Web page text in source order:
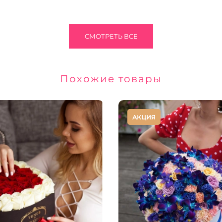
СМОТРЕТЬ ВСЕ
Похожие товары
АКЦИЯ